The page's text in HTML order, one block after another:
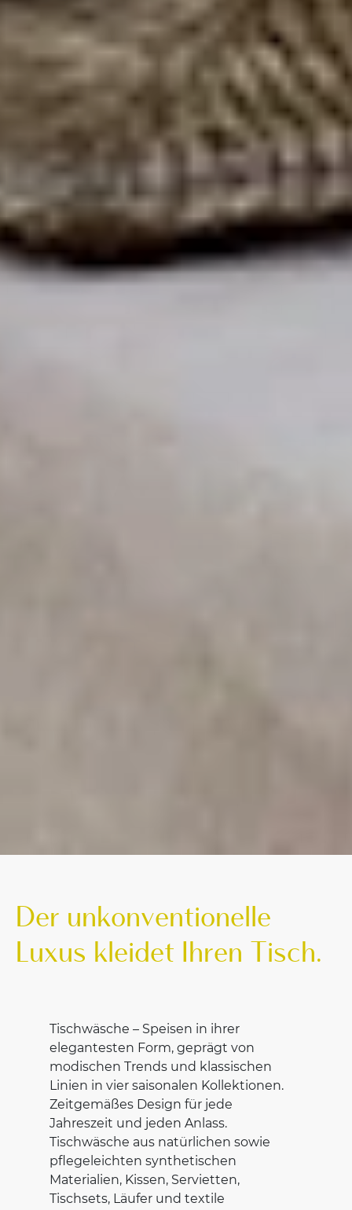
Der unkonventionelle
Luxus kleidet Ihren Tisch.
Tischwäsche – Speisen in ihrer
elegantesten Form, geprägt von
modischen Trends und klassischen
Linien in vier saisonalen Kollektionen.
Zeitgemäßes Design für jede
Jahreszeit und jeden Anlass.
Tischwäsche aus natürlichen sowie
pflegeleichten synthetischen
Materialien, Kissen, Servietten,
Tischsets, Läufer und textile